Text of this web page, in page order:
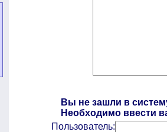
Вы не зашли в
Необходимо ввести
Пользователь: